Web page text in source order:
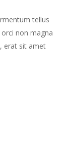
tellus
non magna
erat sit amet